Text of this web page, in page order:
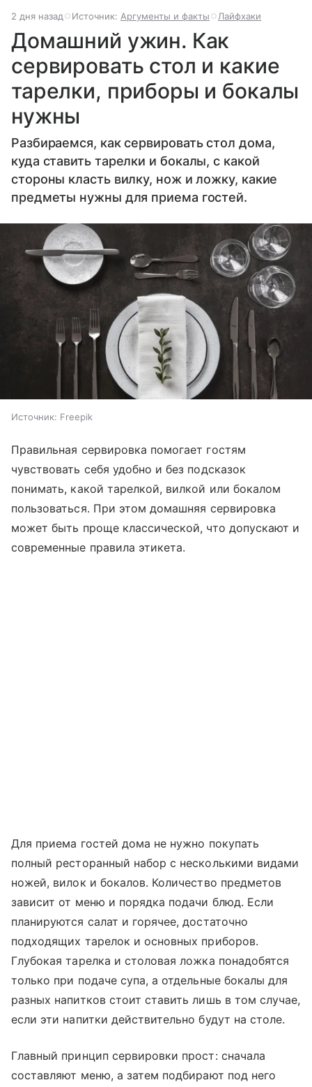
2 дня назад Источник: Аргументы и факты Лайфхаки
Домашний ужин. Как
сервировать стол и какие
тарелки, приборы и бокалы
нужны
Разбираемся, как сервировать стол дома,
куда ставить тарелки и бокалы, с какой
стороны класть вилку, нож и ложку, какие
предметы нужны для приема гостей.
Источник: Freepik
Правильная сервировка помогает гостям
чувствовать себя удобно и без подсказок
понимать, какой тарелкой, вилкой или бокалом
пользоваться. При этом домашняя сервировка
может быть проще классической, что допускают и
современные правила этикета.
Для приема гостей дома не нужно покупать
полный ресторанный набор с несколькими видами
ножей, вилок и бокалов. Количество предметов
зависит от меню и порядка подачи блюд. Если
планируются салат и горячее, достаточно
подходящих тарелок и основных приборов.
Глубокая тарелка и столовая ложка понадобятся
только при подаче супа, а отдельные бокалы для
разных напитков стоит ставить лишь в том случае,
если эти напитки действительно будут на столе.
Главный принцип сервировки прост: сначала
составляют меню, а затем подбирают под него